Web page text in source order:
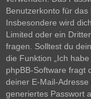
Benutzerkonto für das
Insbesondere wird
Limited oder ein
fragen. Solltest du
die Funktion „Ich
phpBB-Software fragt
deiner E-Mail-
generiertes Passwort